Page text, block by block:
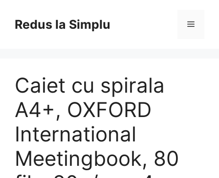
contentRedus la Simplu Menu
Caiet cu spirala
A4+, OXFORD
International
Meetingbook, 80